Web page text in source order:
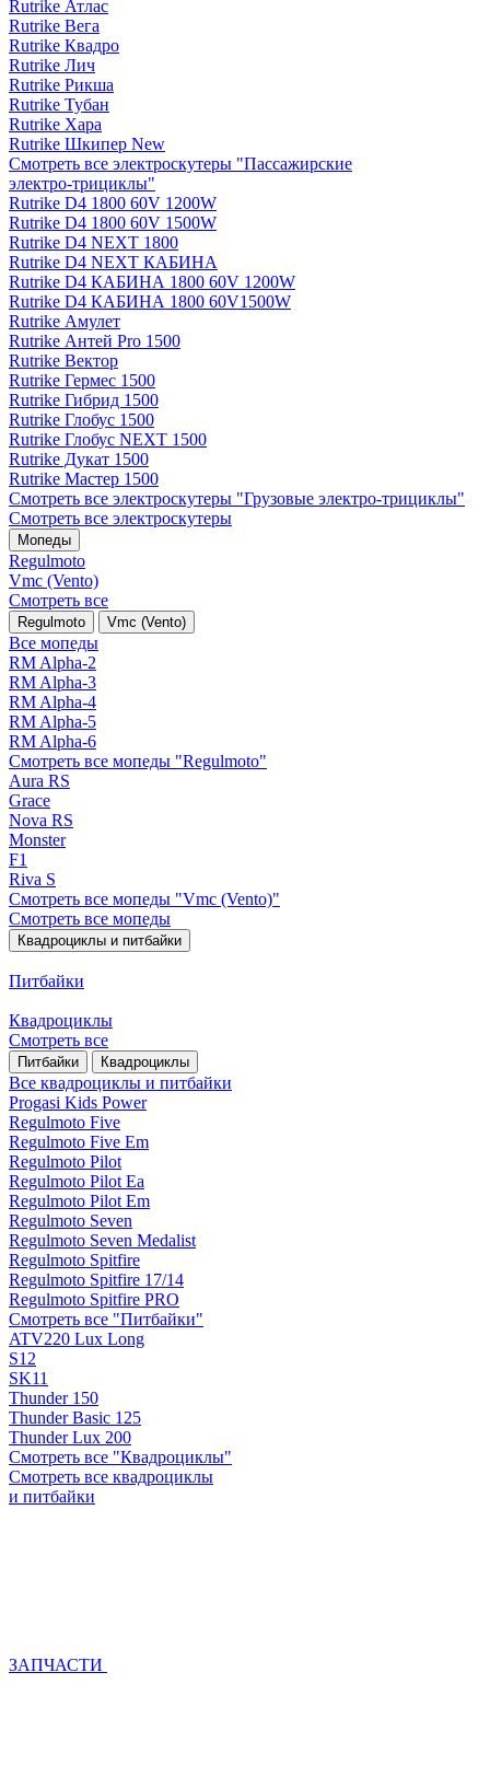
Rutrike Атлас
Rutrike Вега
Rutrike Квадро
Rutrike Лич
Rutrike Рикша
Rutrike Тубан
Rutrike Хара
Rutrike Шкипер New
Смотреть все электро­скутеры "Пассажирские
электро‑трициклы"
Rutrike D4 1800 60V 1200W
Rutrike D4 1800 60V 1500W
Rutrike D4 NEXT 1800
Rutrike D4 NEXT КАБИНА
Rutrike D4 КАБИНА 1800 60V 1200W
Rutrike D4 КАБИНА 1800 60V1500W
Rutrike Амулет
Rutrike Антей Pro 1500
Rutrike Вектор
Rutrike Гермес 1500
Rutrike Гибрид 1500
Rutrike Глобус 1500
Rutrike Глобус NEXT 1500
Rutrike Дукат 1500
Rutrike Мастер 1500
Смотреть все электро­скутеры "Грузовые электро‑трициклы"
Смотреть все электро­скутеры
Мопеды
Regulmoto
Vmc (Vento)
Смотреть все
Regulmoto Vmc (Vento)
Все мопеды
RM Alpha-2
RM Alpha-3
RM Alpha-4
RM Alpha-5
RM Alpha-6
Смотреть все мопеды "Regulmoto"
Aura RS
Grace
Nova RS
Monster
F1
Riva S
Смотреть все мопеды "Vmc (Vento)"
Смотреть все мопеды
Квадроциклы и питбайки
Питбайки
Квадроциклы
Смотреть все
Питбайки Квадроциклы
Все квадроциклы и питбайки
Progasi Kids Power
Regulmoto Five
Regulmoto Five Em
Regulmoto Pilot
Regulmoto Pilot Ea
Regulmoto Pilot Em
Regulmoto Seven
Regulmoto Seven Medalist
Regulmoto Spitfire
Regulmoto Spitfire 17/14
Regulmoto Spitfire PRO
Смотреть все "Питбайки"
ATV220 Lux Long
S12
SK11
Thunder 150
Thunder Basic 125
Thunder Lux 200
Смотреть все "Квадроциклы"
Смотреть все квадроциклы
и питбайки
ЗАПЧАСТИ